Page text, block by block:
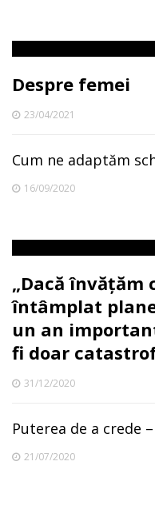
Despre femei
23/04/2021
Cum ne adaptăm
16/09/2020
„Dacă învățăm
întâmplat
un an
fi doar
31/12/2020
Puterea de a crede
21/07/2020